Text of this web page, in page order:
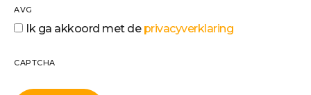
AVG
Ik ga akkoord met de privacyverklaring
CAPTCHA